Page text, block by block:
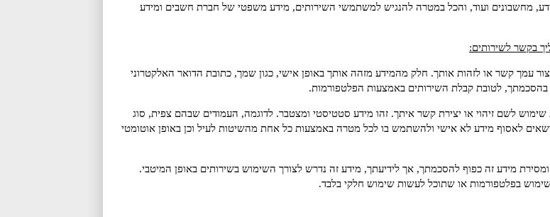
מחשבונים ועוד, והכל במטרה להנגיש למשתמשי השירותים, מידע משפטי של חברת חשבים ומידע
בקשר לשירותים:
עמך קשר או לזהות אותך. חלק מהמידע מזהה אותך באופן אישי, כגון שמך, כתובת הדואר האלקטרוני
בהסכמתך, לטובת קבלת השירותים באמצעות הפלטפורמות.
לשם זיהוי או יצירת קשר איתך. זהו מידע סטטיסטי ומצטבר. לדוגמה, העמודים שבהם צפית, סוג
לאסוף מידע לא אישי ולהשתמש בו לכל מטרה באמצעות כל אחת מהשיטות לעיל וכן באופן אוטומטי
מידע זה כפוף להסכמתך, אך לידיעתך, מידע זה נדרש לצורך השימוש בשירותים באופן המיטבי.
בפלטפורמות או שתוכל לעשות שימוש חלקי בלבד.